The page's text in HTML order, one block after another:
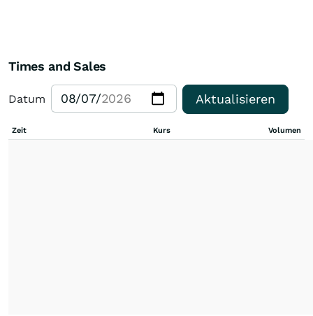
Times and Sales
Datum Aktualisieren
Zeit Kurs Volumen